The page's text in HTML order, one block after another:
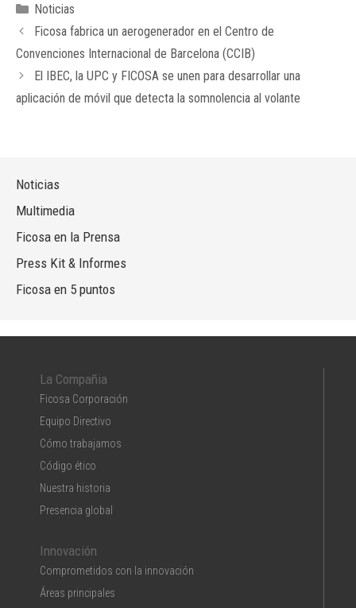
Categorías
Noticias
Ficosa fabrica un aerogenerador en el Centro de
Convenciones Internacional de Barcelona (CCIB)
El IBEC, la UPC y FICOSA se unen para desarrollar una
aplicación de móvil que detecta la somnolencia al volante
Noticias
Multimedia
Ficosa en la Prensa
Press Kit & Informes
Ficosa en 5 puntos
La Compañia
Ficosa Corporación
Equipo Directivo
Cómo trabajamos
Código ético
Nuestra historia
Presencia global
Innovación
Comprometidos con la innovación
Áreas principales